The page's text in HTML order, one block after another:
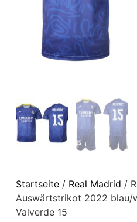
Startseite/ Real Madrid /
Auswärtstrikot 2022 blau/
Valverde 15